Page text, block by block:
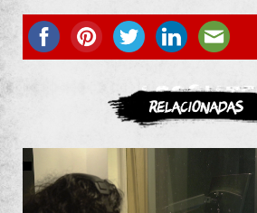
ASOCIATE
Relacionadas